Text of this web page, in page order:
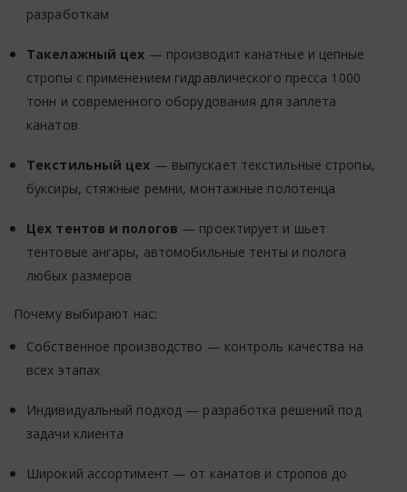
разработкам
Такелажный цех — производит канатные и цепные
стропы с применением гидравлического пресса 1000
тонн и современного оборудования для заплета
канатов
Текстильный цех — выпускает текстильные стропы,
буксиры, стяжные ремни, монтажные полотенца
Цех тентов и пологов — проектирует и шьет
тентовые ангары, автомобильные тенты и полога
любых размеров
Почему выбирают нас:
Собственное производство — контроль качества на
всех этапах
Индивидуальный подход — разработка решений под
задачи клиента
Широкий ассортимент — от канатов и стропов до